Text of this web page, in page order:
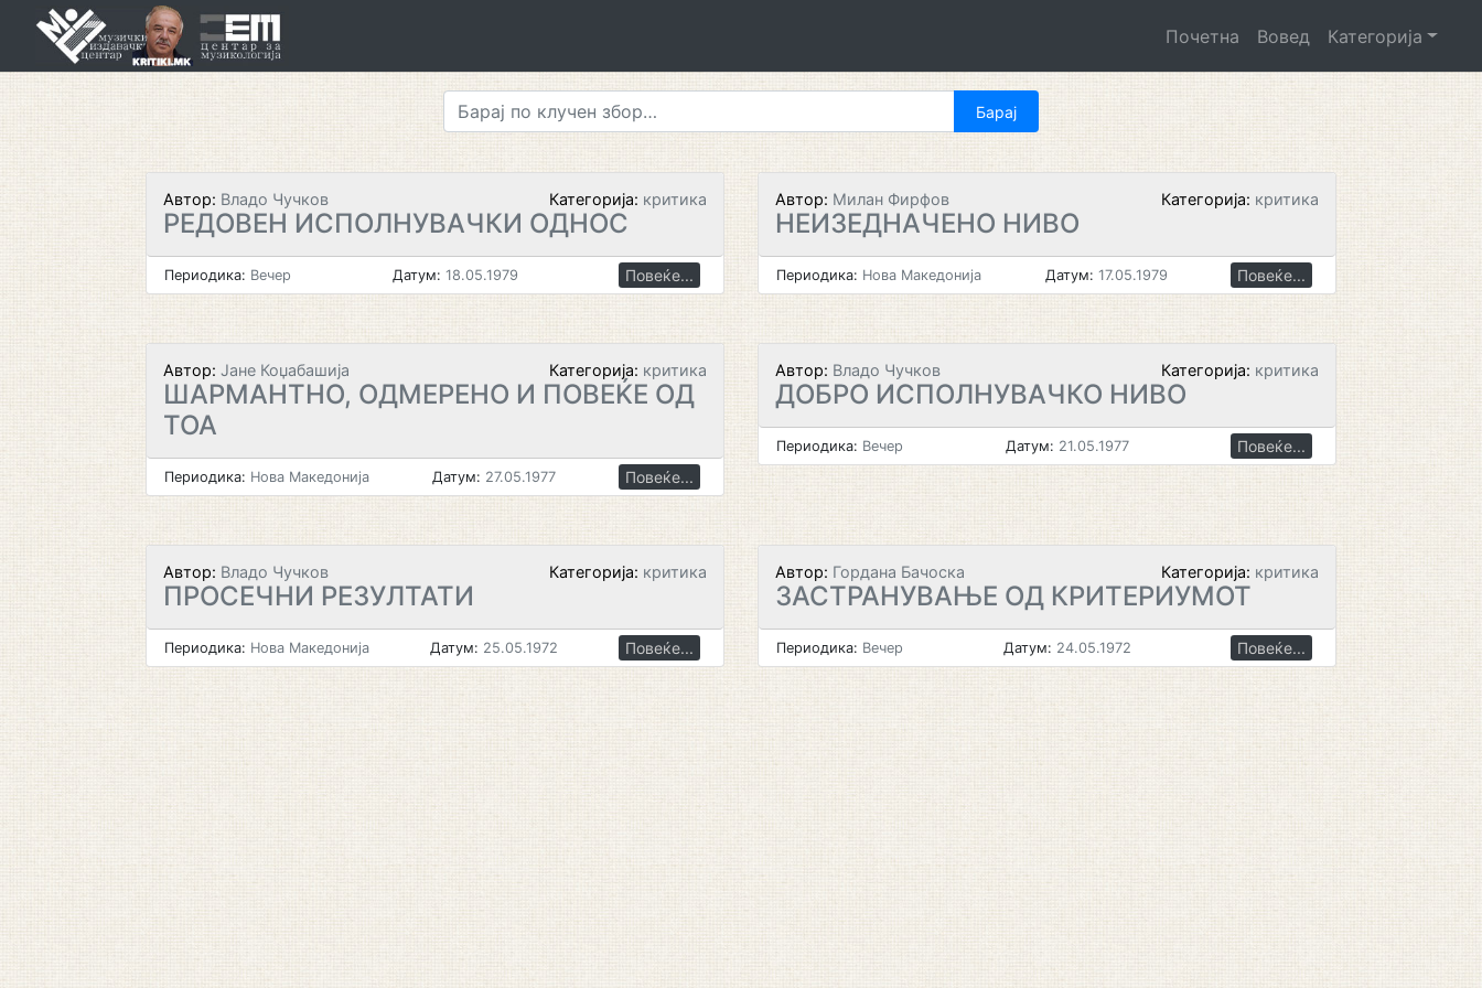
Почетна Вовед Категорија
Автор: Владо Чучков Категорија: критика
РЕДОВЕН ИСПОЛНУВАЧКИ ОДНОС
Периодика: Вечер Датум: 18.05.1979 Повеќе...
Автор: Милан Фирфов Категорија: критика
НЕИЗЕДНАЧЕНО НИВО
Периодика: Нова Македонија Датум: 17.05.1979 Повеќе...
Автор: Јане Коџабашија Категорија: критика
ШАРМАНТНО, ОДМЕРЕНО И ПОВЕЌЕ ОД
ТОА
Периодика: Нова Македонија Датум: 27.05.1977 Повеќе...
Автор: Владо Чучков Категорија: критика
ДОБРО ИСПОЛНУВАЧКО НИВО
Периодика: Вечер Датум: 21.05.1977 Повеќе...
Автор: Владо Чучков Категорија: критика
ПРОСЕЧНИ РЕЗУЛТАТИ
Периодика: Нова Македонија Датум: 25.05.1972 Повеќе...
Автор: Гордана Бачоска Категорија: критика
ЗАСТРАНУВАЊЕ ОД КРИТЕРИУМОТ
Периодика: Вечер Датум: 24.05.1972 Повеќе...